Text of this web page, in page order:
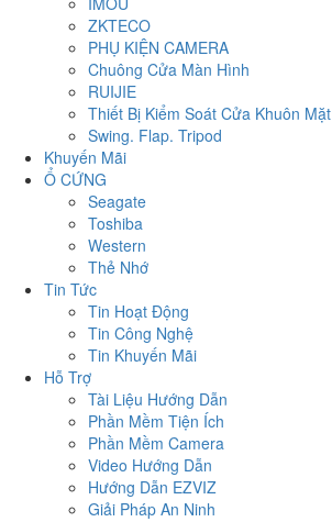
ZKTECO
PHỤ KIỆN CAMERA
Chuông Cửa Màn Hình
RUIJIE
Thiết Bị Kiểm Soát Cửa Khuôn Mặt
Swing. Flap. Tripod
Khuyến Mãi
Ổ CỨNG
Seagate
Toshiba
Western
Thẻ Nhớ
Tin Tức
Tin Hoạt Động
Tin Công Nghệ
Tin Khuyến Mãi
Hỗ Trợ
Tài Liệu Hướng Dẫn
Phần Mềm Tiện Ích
Phần Mềm Camera
Video Hướng Dẫn
Hướng Dẫn EZVIZ
Giải Pháp An Ninh